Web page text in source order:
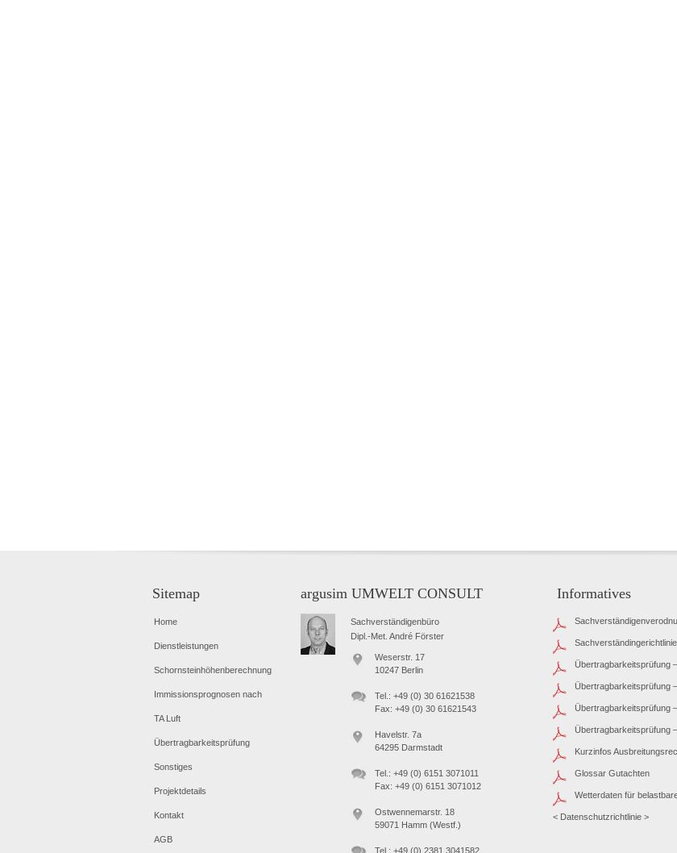
Sitemap
Home
Dienstleistungen
Schornsteinhöhenberechnung
Immissionsprognosen nach
TA Luft
Übertragbarkeitsprüfung
Sonstiges
Projektdetails
Kontakt
AGB
argusim UMWELT CONSULT
Sachverständigenbüro
Dipl.-Met. André Förster
Weserstr. 17
10247 Berlin
Tel.: +49 (0) 30 61621538
Fax: +49 (0) 30 61621543
Havelstr. 7a
64295 Darmstadt
Tel.: +49 (0) 6151 3071011
Fax: +49 (0) 6151 3071012
Ostwennemarstr. 18
59071 Hamm (Westf.)
Tel.: +49 (0) 2381 3041582
Informatives
Übertragbarkeitsprüfung
Übertragbarkeitsprüfung
Übertragbarkeitsprüfung
Übertragbarkeitsprüfung
Kurzinfos
Glossar Gutachten
Wetterdaten für
< Datenschutzrichtlinie >